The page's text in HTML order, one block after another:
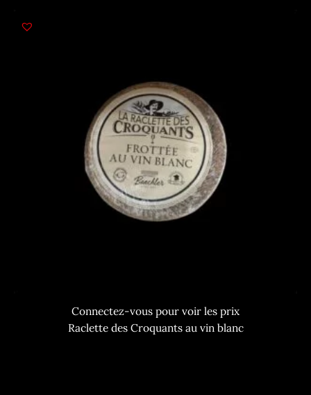
Connectez-vous pour voir les prix
Raclette des Croquants au vin blanc